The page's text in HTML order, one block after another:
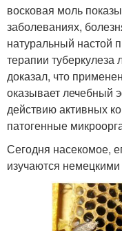
восковая моль
заболеваниях,
натуральный настой
терапии
доказал, что
оказывает лечебный
действию активных
патогенные
Сегодня насекомое,
изучаются